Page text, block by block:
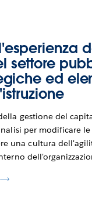
settore
ed
gestione del
per modificare
una cultura